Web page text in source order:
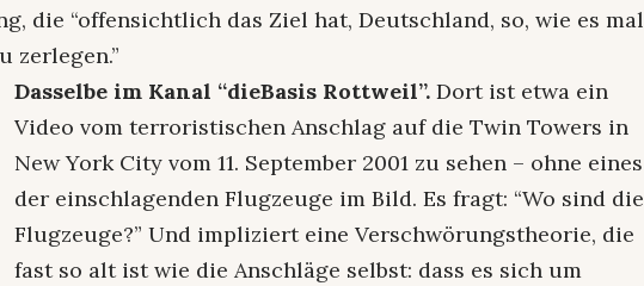
die “offensichtlich das Ziel hat, Deutschland, so, wie es mal
zerlegen.”
Dasselbe im Kanal “dieBasis Rottweil”.Dort ist etwa ein
Video vom terroristischen Anschlag auf die Twin Towers in
New York City vom 11. September 2001 zu sehen – ohne eines
der einschlagenden Flugzeuge im Bild. Es fragt: “Wo sind die
Flugzeuge?” Und impliziert eine Verschwörungstheorie, die
fast so alt ist wie die Anschläge selbst: dass es sich um